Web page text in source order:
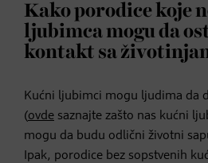
Kako porodice koje
ljubimca mogu da
kontakt sa
Kućni ljubimci mogu ljudima da
(ovde saznajte zašto nas kućni
mogu da budu odlični životni
Ipak, porodice bez sopstvenih